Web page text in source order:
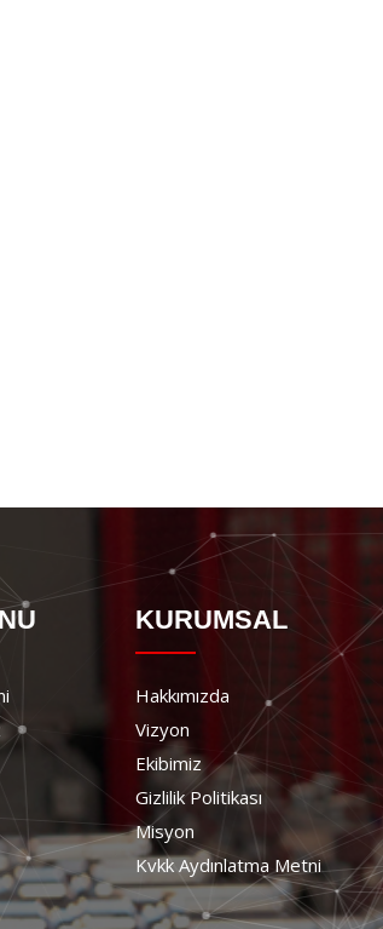
KURUMSAL
Hakkımızda
Vizyon
Ekibimiz
Gizlilik Politikası
Misyon
Kvkk Aydınlatma Metni